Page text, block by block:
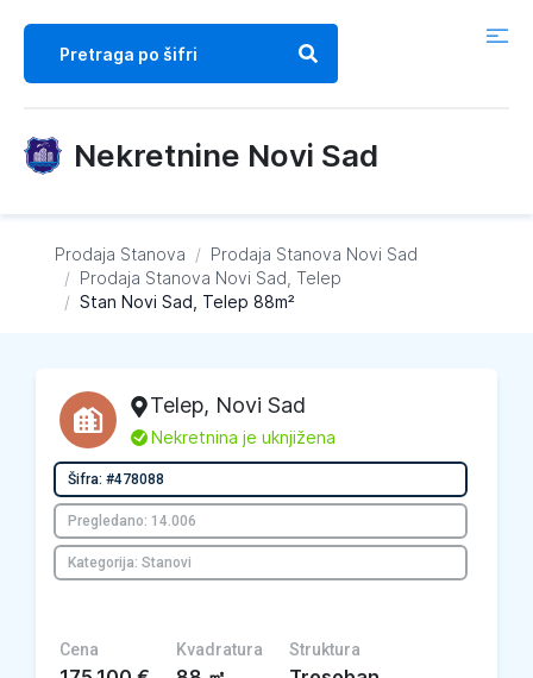
Nekretnine Novi Sad
Prodaja Stanova / Prodaja Stanova Novi Sad
/ Prodaja Stanova Novi Sad, Telep
/ Stan Novi Sad, Telep 88m²
Telep, Novi Sad
L Nekretnina je uknjižena
Šifra: #478088
Pregledano: 14.006
Kategorija: Stanovi
Cena Kvadratura Struktura